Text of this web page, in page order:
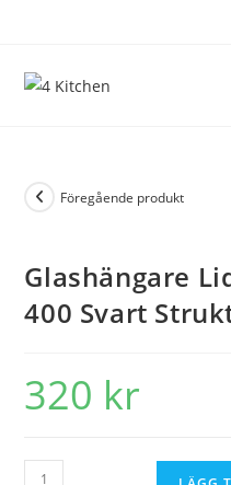
Föregående produkt
Glashängare
400 Svart
320 kr